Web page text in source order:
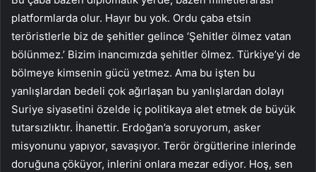
platformlarda olur. Hayır bu yok. Ordu çaba etsin
teröristlerle biz de şehitler gelince ‘Şehitler ölmez vatan
bölünmez.’ Bizim inancımızda şehitler ölmez. Türkiye’yi de
bölmeye kimsenin gücü yetmez. Ama bu işten bu
yanlışlardan bedeli çok ağırlaşan bu yanlışlardan dolayı
Suriye siyasetini özelde iç politikaya alet etmek de büyük
tutarsızlıktır. İhanettir. Erdoğan’a soruyorum, asker
misyonunu yapıyor, savaşıyor. Terör örgütlerine inlerinde
doruğuna çöküyor, inlerini onlara mezar ediyor. Hoş, sen